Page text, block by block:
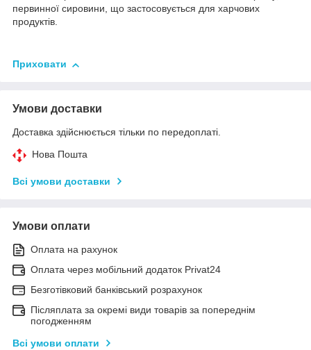
первинної сировини, що застосовується для харчових
продуктів.
Приховати
Умови доставки
Доставка здійснюється тільки по передоплаті.
Нова Пошта
Всі умови доставки
Умови оплати
Оплата на рахунок
Оплата через мобільний додаток Privat24
Безготівковий банківський розрахунок
Післяплата за окремі види товарів за попереднім
погодженням
Всі умови оплати